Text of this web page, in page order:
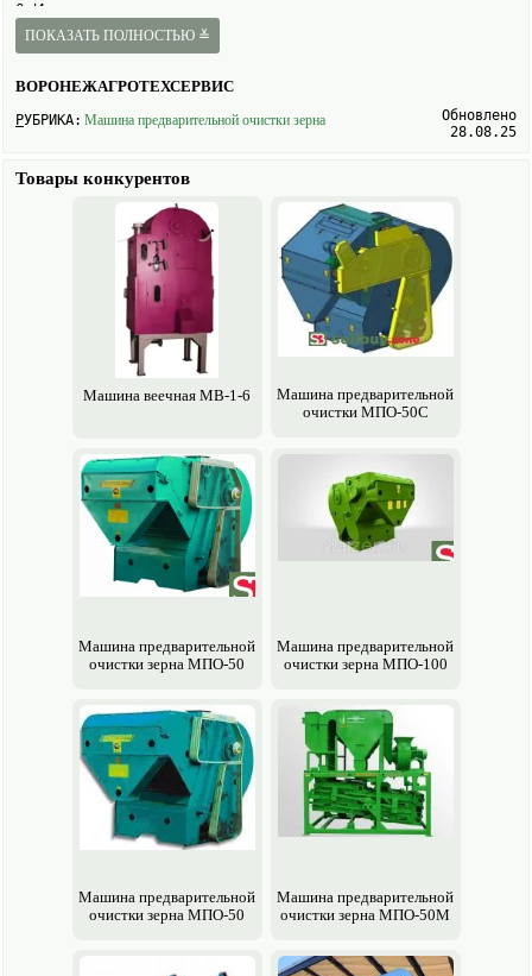
6. Исполь­зуется одинаково хорошо на открытых площадках и в
условиях закрытых складов. Забирает материал с твердых
поверхностей, таких как бетон, асфальт, плиточный материал
7. Отличается мобильностью и сравнительно небольшими
габаритами, оснащается доступной и понятной инструкцией
Модели: МЗК-70, МЗК-100
ПОКАЗАТЬ ПОЛНОСТЬЮ ≚
ВОРОНЕЖАГРОТЕХСЕРВИС
РУБРИКА: Машина предварительной очистки зерна
Обновлено
28.08.25
Товары конкурентов
Машина веечная МВ-1-6
Машина предварительной
очистки МПО-50С
Машина предварительной
очистки зерна МПО-50
Машина предварительной
очистки зерна МПО-100
Машина предварительной
очистки зерна МПО-50
Машина предварительной
очистки зерна МПО-50М